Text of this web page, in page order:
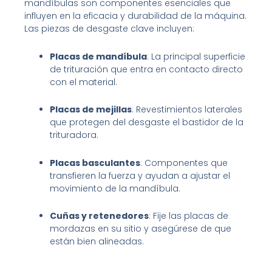
mandíbulas son componentes esenciales que
influyen en la eficacia y durabilidad de la máquina.
Las piezas de desgaste clave incluyen:
Placas de mandíbula: La principal superficie
de trituración que entra en contacto directo
con el material.
Placas de mejillas: Revestimientos laterales
que protegen del desgaste el bastidor de la
trituradora.
Placas basculantes: Componentes que
transfieren la fuerza y ayudan a ajustar el
movimiento de la mandíbula.
Cuñas y retenedores: Fije las placas de
mordazas en su sitio y asegúrese de que
están bien alineadas.